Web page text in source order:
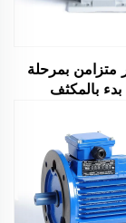
بمرحلة
بالمكثف